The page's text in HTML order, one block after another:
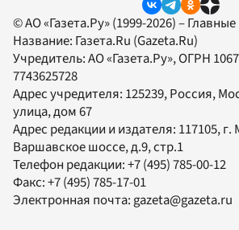
© АО «Газета.Ру» (1999-2026) –
Название: Газета.Ru (Gazeta.Ru)
Учредитель:АО «Газета.Ру», ОГРН
7743625728
Адрес учредителя: 125239, Россия,
улица, дом 67
Адрес редакции и издателя: 117105, г.
Варшавское шоссе, д.9, стр.1
Телефон редакции:+7 (495) 785-00-12
Факс:+7 (495) 785-17-01
Электронная почта: gazeta@gazeta.ru